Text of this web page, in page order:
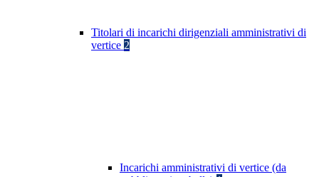
Titolari di incarichi dirigenziali amministrativi di
vertice 2
Incarichi amministrativi di vertice (da